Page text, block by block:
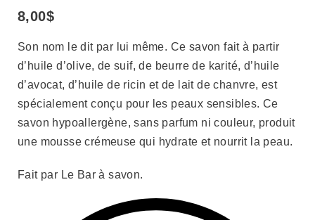
8,00$
Son nom le dit par lui même. Ce savon fait à partir
d’huile d’olive, de suif, de beurre de karité, d’huile
d’avocat, d’huile de ricin et de lait de chanvre, est
spécialement conçu pour les peaux sensibles. Ce
savon hypoallergène, sans parfum ni couleur, produit
une mousse crémeuse qui hydrate et nourrit la peau.
Fait par Le Bar à savon.